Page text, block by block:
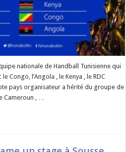
nationale de Handball Tunisienne qui
Congo, l’Angola , le Kenya , le RDC
pays organisateur a hérité du groupe de
Cameroun , …